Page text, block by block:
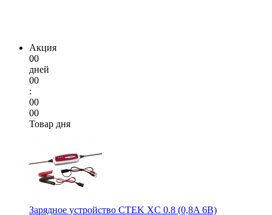
Акция
00
дней
00
:
00
00
Товар дня
Зарядное устройство CTEK XC 0.8 (0,8A 6В)